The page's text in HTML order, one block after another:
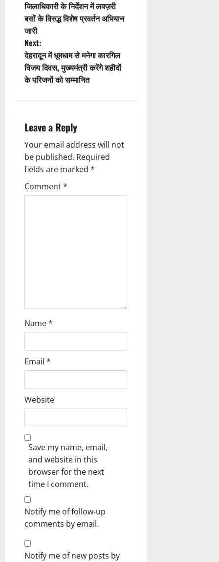
i
o
n
o
s
t
n
v
i
g
a
t
जिलाधिकारी के निर्देशन में लक्ज़री
बसों के विरुद्ध विशेष प्रवर्तन अभियान
जारी
Next:
देहरादून में धूमधाम से मनेगा कारगिल
विजय दिवस, मुख्यमंत्री करेंगे शहीदों
के परिजनों को सम्मानित
Leave a Reply
Your email address will not
be published. Required
fields are marked *
Comment*
Name*
Email *
Website
Save my name, email,
and website in this
browser for the next
time I comment.
Notify me of follow-up
comments by email.
Notify me of new posts by